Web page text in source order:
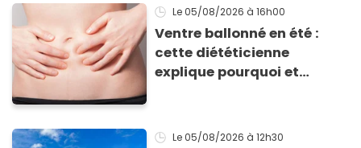
Le 05/08/2026 à 16h00
Ventre ballonné en été :
cette diététicienne
explique pourquoi et
Le 05/08/2026 à 12h30